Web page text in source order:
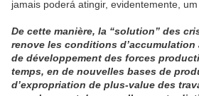
jamais poderá atingir, evidentemente,
De cette manière, la “solution” des
renove les conditions
de développement des forces
temps, en de nouvelles bases de
d’expropriation de plus-value des